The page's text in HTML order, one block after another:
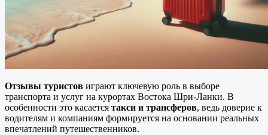
Отзывы туристов играют ключевую роль в выборе
транспорта и услуг на курортах Востока Шри-Ланки. В
особенности это касается такси и трансферов, ведь доверие к
водителям и компаниям формируется на основании реальных
впечатлений путешественников.